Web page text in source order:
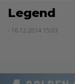
Legend
- 16.12.2014 15:03